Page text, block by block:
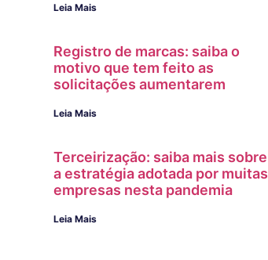
Leia Mais
Registro de marcas: saiba o
motivo que tem feito as
solicitações aumentarem
Leia Mais
Terceirização: saiba mais sobre
a estratégia adotada por muitas
empresas nesta pandemia
Leia Mais